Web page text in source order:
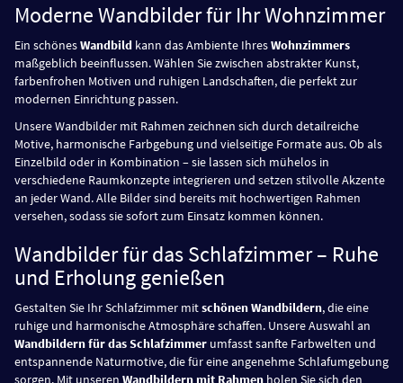
Moderne Wandbilder für Ihr Wohnzimmer
Ein schönesWandbild kann das Ambiente IhresWohnzimmers
maßgeblich beeinflussen. Wählen Sie zwischen abstrakter Kunst,
farbenfrohen Motiven und ruhigen Landschaften, die perfekt zur
modernen Einrichtung passen.
Unsere Wandbilder mit Rahmen zeichnen sich durch detailreiche
Motive, harmonische Farbgebung und vielseitige Formate aus. Ob als
Einzelbild oder in Kombination – sie lassen sich mühelos in
verschiedene Raumkonzepte integrieren und setzen stilvolle Akzente
an jeder Wand. Alle Bilder sind bereits mit hochwertigen Rahmen
versehen, sodass sie sofort zum Einsatz kommen können.
Wandbilder für das Schlafzimmer – Ruhe
und Erholung genießen
Gestalten Sie Ihr Schlafzimmer mitschönen Wandbildern, die eine
ruhige und harmonische Atmosphäre schaffen. Unsere Auswahl an
Wandbildern für das Schlafzimmer umfasst sanfte Farbwelten und
entspannende Naturmotive, die für eine angenehme Schlafumgebung
sorgen. Mit unseren Wandbildern mit Rahmen holen Sie sich den